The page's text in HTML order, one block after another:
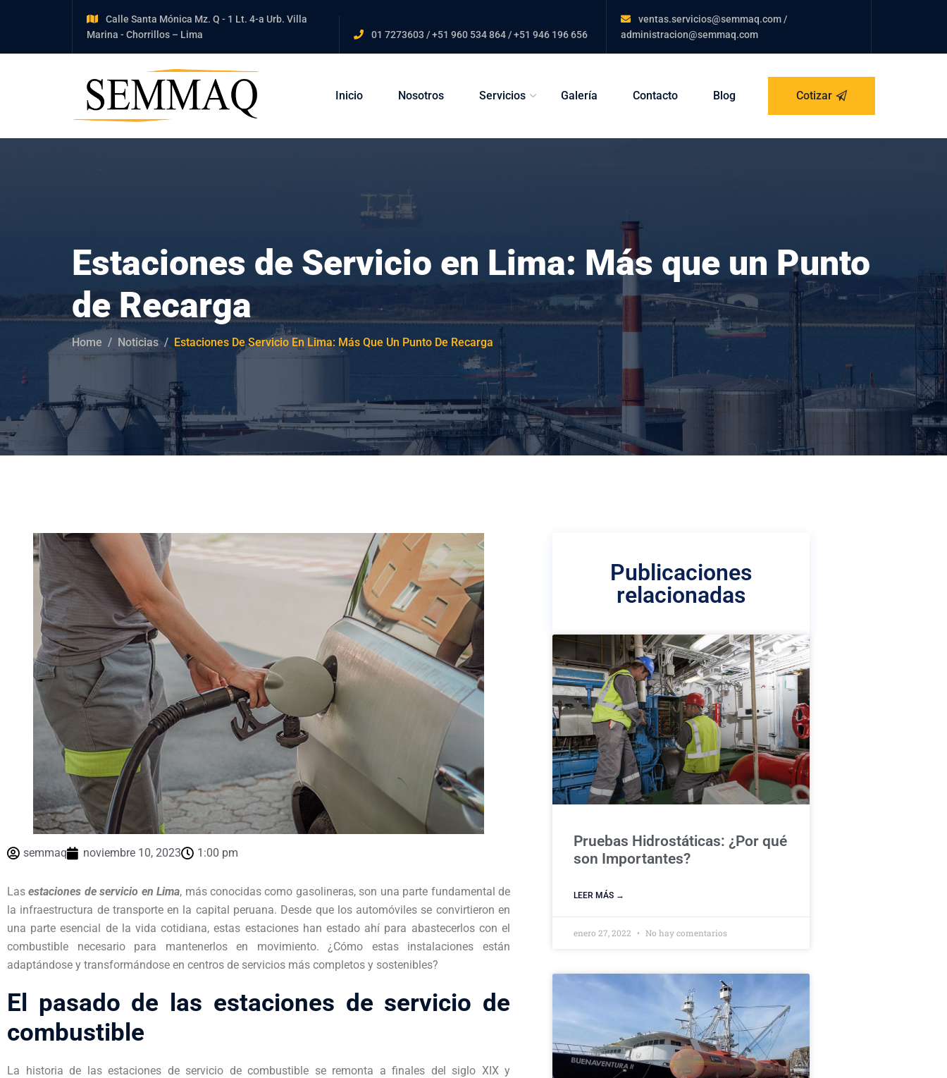
Calle Santa Mónica Mz. Q - 1 Lt. 4-a Urb. Villa
Marina - Chorrillos – Lima
01 7273603 / +51 960 534 864 / +51 946 196 656
ventas.servicios@semmaq.com /
administracion@semmaq.com
Inicio Nosotros Servicios Galería Contacto Blog Cotizar
Estaciones de Servicio en Lima: Más que un Punto
de Recarga
Home Noticias Estaciones De Servicio En Lima: Más Que Un Punto De Recarga
semmaq noviembre 10, 2023 1:00 pm
Lasestaciones de servicio en Lima, más conocidas como gasolineras, son una parte fundamental de
la infraestructura de transporte en la capital peruana. Desde que los automóviles se convirtieron en
una parte esencial de la vida cotidiana, estas estaciones han estado ahí para abastecerlos con el
combustible necesario para mantenerlos en movimiento. ¿Cómo estas instalaciones están
adaptándose y transformándose en centros de servicios más completos y sostenibles?
El pasado de las estaciones de servicio de
combustible
La historia de las estaciones de servicio de combustible se remonta a finales del siglo XIX y
Publicaciones
relacionadas
Pruebas Hidrostáticas: ¿Por qué
son Importantes?
LEER MÁS →
enero 27, 2022 No hay comentarios